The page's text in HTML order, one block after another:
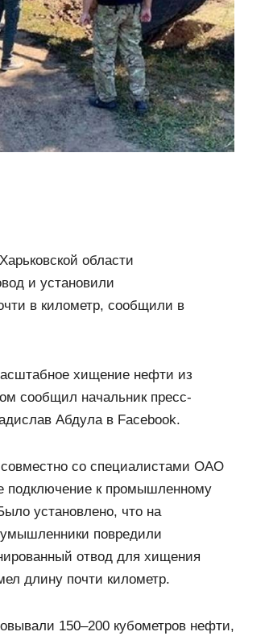
области
и установили
в километр, сообщили в
хищение нефти из
сообщил начальник пресс-
Абдула в Facebook.
со специалистами ОАО
подключение к промышленному
установлено, что на
повредили
отвод для хищения
длину почти километр.
150–200 кубометров нефти,